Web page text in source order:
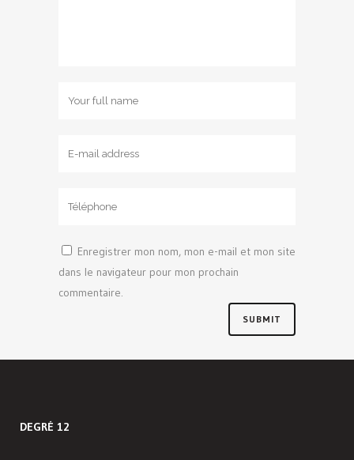
Enregistrer mon nom, mon e-mail et mon site
dans le navigateur pour mon prochain
commentaire.
DEGRÉ 12